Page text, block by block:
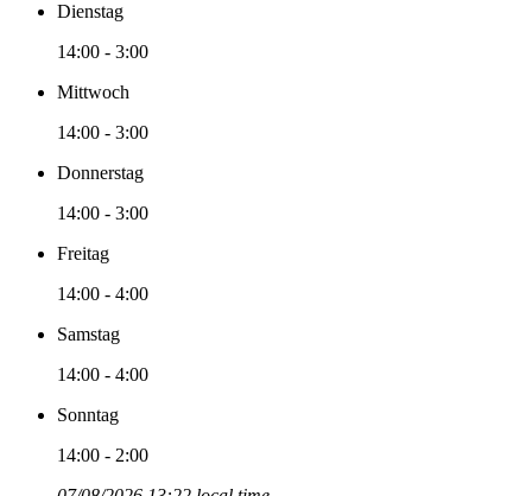
Dienstag
14:00 - 3:00
Mittwoch
14:00 - 3:00
Donnerstag
14:00 - 3:00
Freitag
14:00 - 4:00
Samstag
14:00 - 4:00
Sonntag
14:00 - 2:00